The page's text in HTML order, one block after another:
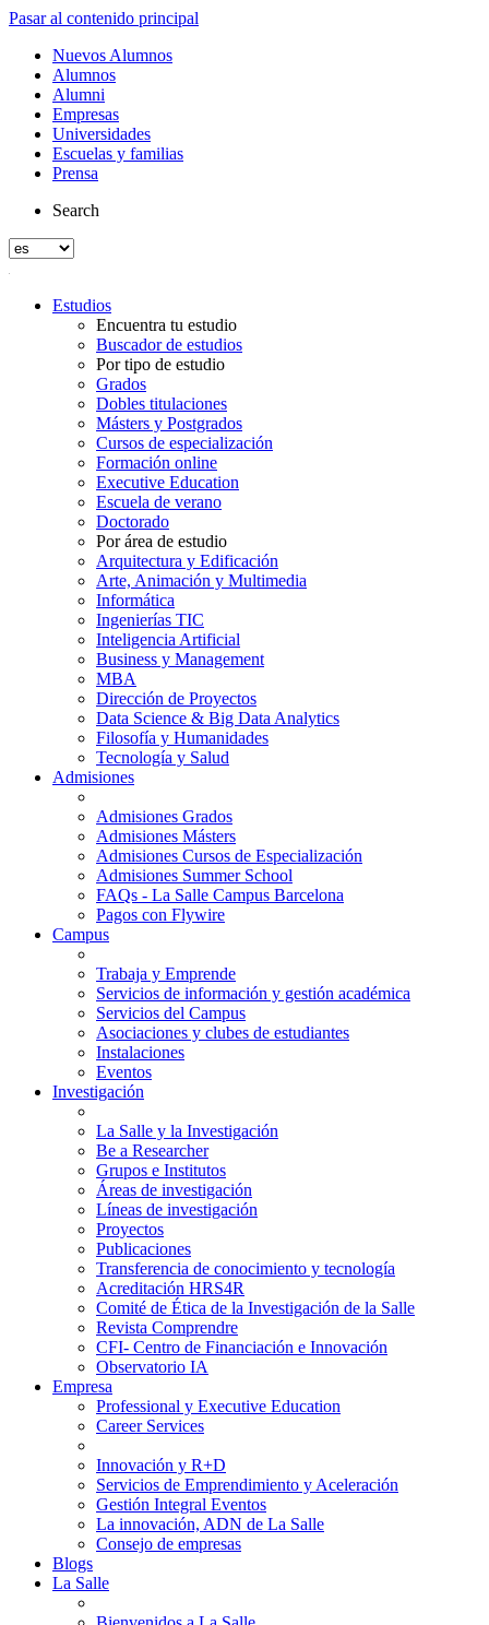
Pasar al contenido principal
Nuevos Alumnos
Alumnos
Alumni
Empresas
Universidades
Escuelas y familias
Prensa
Search
Estudios
Encuentra tu estudio
Buscador de estudios
Por tipo de estudio
Grados
Dobles titulaciones
Másters y Postgrados
Cursos de especialización
Formación online
Executive Education
Escuela de verano
Doctorado
Por área de estudio
Arquitectura y Edificación
Arte, Animación y Multimedia
Informática
Ingenierías TIC
Inteligencia Artificial
Business y Management
MBA
Dirección de Proyectos
Data Science & Big Data Analytics
Filosofía y Humanidades
Tecnología y Salud
Admisiones
Admisiones Grados
Admisiones Másters
Admisiones Cursos de Especialización
Admisiones Summer School
FAQs - La Salle Campus Barcelona
Pagos con Flywire
Campus
Trabaja y Emprende
Servicios de información y gestión académica
Servicios del Campus
Asociaciones y clubes de estudiantes
Instalaciones
Eventos
Investigación
La Salle y la Investigación
Be a Researcher
Grupos e Institutos
Áreas de investigación
Líneas de investigación
Proyectos
Publicaciones
Transferencia de conocimiento y tecnología
Acreditación HRS4R
Comité de Ética de la Investigación de la Salle
Revista Comprendre
CFI- Centro de Financiación e Innovación
Observatorio IA
Empresa
Professional y Executive Education
Career Services
Innovación y R+D
Servicios de Emprendimiento y Aceleración
Gestión Integral Eventos
La innovación, ADN de La Salle
Consejo de empresas
Blogs
La Salle